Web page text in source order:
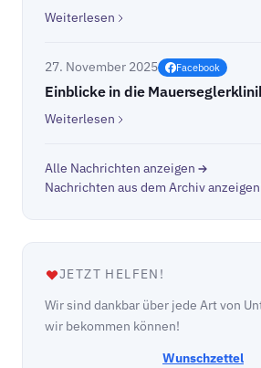
Weiterlesen
27. November 2025 Facebook
Einblicke in die
Weiterlesen
Alle Nachrichten anzeigen
Nachrichten aus dem Archiv anzeigen
JETZT HELFEN!
Wir sind dankbar über jede Art von
wir bekommen können!
Wunschzettel